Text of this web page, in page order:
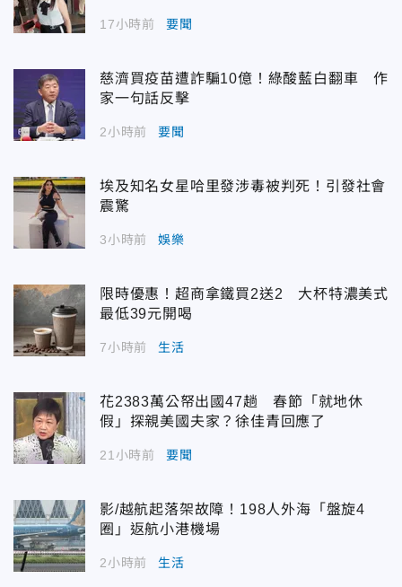
17小時前 要聞
慈濟買疫苗遭詐騙10億！綠酸藍白翻車 作
家一句話反擊
2小時前 要聞
埃及知名女星哈里發涉毒被判死！引發社會
震驚
3小時前 娛樂
限時優惠！超商拿鐵買2送2 大杯特濃美式
最低39元開喝
7小時前 生活
花2383萬公帑出國47趟 春節「就地休
假」探親美國夫家？徐佳青回應了
21小時前 要聞
影/越航起落架故障！198人外海「盤旋4
圈」返航小港機場
2小時前 生活